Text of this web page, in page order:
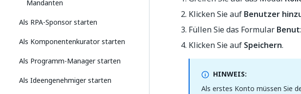
Mandanten
Als RPA-Sponsor starten
Als Komponentenkurator starten
Als Programm-Manager starten
Als Ideengenehmiger starten
Klicken Sie auf Benutzer
Füllen Sie das Formular
Klicken Sie auf Speichern.
HINWEIS:
Als erstes Konto müssen Sie